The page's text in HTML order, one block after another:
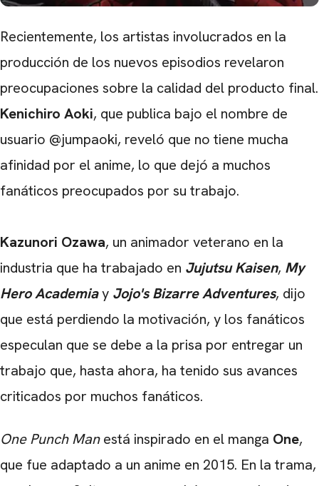
Recientemente, los artistas involucrados en la
producción de los nuevos episodios revelaron
preocupaciones sobre la calidad del producto final.
Kenichiro Aoki, que publica bajo el nombre de
usuario @jumpaoki, reveló que no tiene mucha
afinidad por el anime, lo que dejó a muchos
fanáticos preocupados por su trabajo.
Kazunori Ozawa, un animador veterano en la
industria que ha trabajado en Jujutsu Kaisen, My
Hero Academiay Jojo's Bizarre Adventures, dijo
que está perdiendo la motivación, y los fanáticos
especulan que se debe a la prisa por entregar un
trabajo que, hasta ahora, ha tenido sus avances
criticados por muchos fanáticos.
One Punch Manestá inspirado en el manga One,
que fue adaptado a un anime en 2015. En la trama,